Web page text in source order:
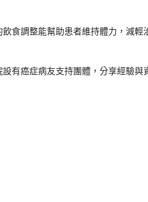
食調整能幫助患者維持體力，減
有癌症病友支持團體，分享經驗與